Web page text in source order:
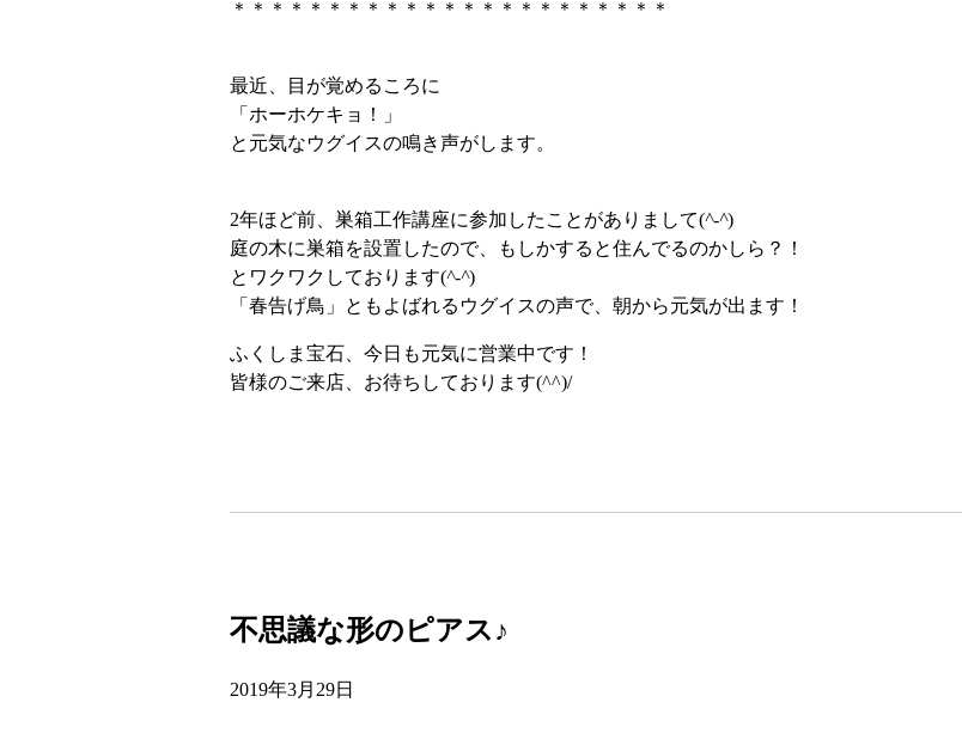
＊＊＊＊＊＊＊＊＊＊＊＊＊＊＊＊＊＊＊＊＊＊＊
最近、目が覚めるころに
「ホーホケキョ！」
と元気なウグイスの鳴き声がします。
2年ほど前、巣箱工作講座に参加したことがありまして(^-^)
庭の木に巣箱を設置したので、もしかすると住んでるのかしら？！
とワクワクしております(^-^)
「春告げ鳥」ともよばれるウグイスの声で、朝から元気が出ます！
ふくしま宝石、今日も元気に営業中です！
皆様のご来店、お待ちしております(^^)/
不思議な形のピアス♪
2019年3月29日